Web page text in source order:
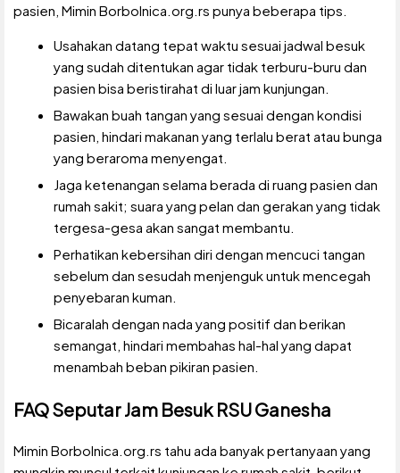
pasien, Mimin Borbolnica.org.rs punya beberapa tips.
Usahakan datang tepat waktu sesuai jadwal besuk
yang sudah ditentukan agar tidak terburu-buru dan
pasien bisa beristirahat di luar jam kunjungan.
Bawakan buah tangan yang sesuai dengan kondisi
pasien, hindari makanan yang terlalu berat atau bunga
yang beraroma menyengat.
Jaga ketenangan selama berada di ruang pasien dan
rumah sakit; suara yang pelan dan gerakan yang tidak
tergesa-gesa akan sangat membantu.
Perhatikan kebersihan diri dengan mencuci tangan
sebelum dan sesudah menjenguk untuk mencegah
penyebaran kuman.
Bicaralah dengan nada yang positif dan berikan
semangat, hindari membahas hal-hal yang dapat
menambah beban pikiran pasien.
FAQ Seputar Jam Besuk RSU Ganesha
Mimin Borbolnica.org.rs tahu ada banyak pertanyaan yang